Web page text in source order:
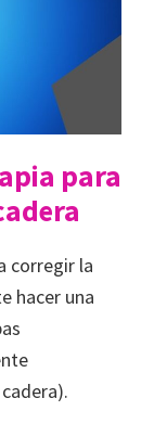
para
corregir la
hacer una